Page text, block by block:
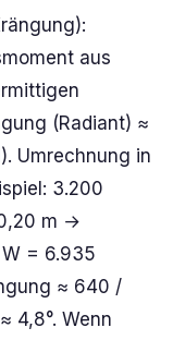
aus
(Radiant) ≈
Umrechnung in
3.200
m →
W = 6.935
≈ 640 /
4,8°. Wenn